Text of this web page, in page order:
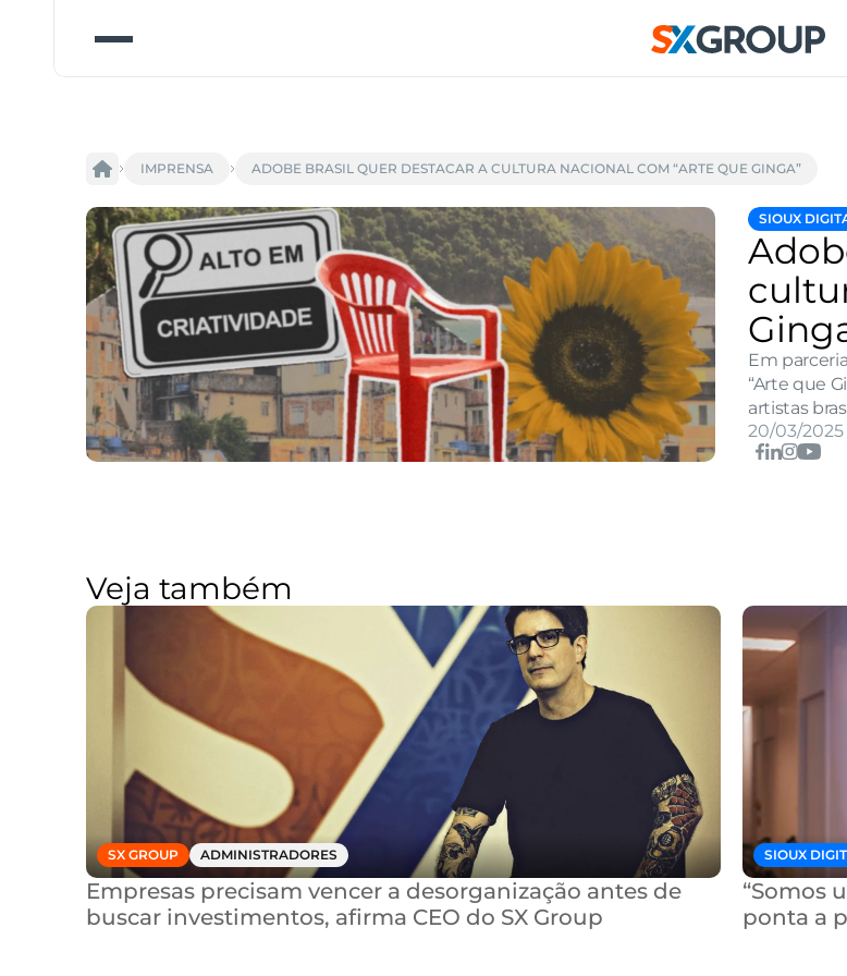
IMPRENSA ADOBE BRASIL QUER DESTACAR A CULTURA NACIONAL COM “ARTE QUE GINGA”
SIOUX
Em
“Arte que
artistas
20/03/2025
Veja também
SX GROUP ADMINISTRADORES
Empresas precisam vencer a desorganização antes de
buscar investimentos, afirma CEO do SX Group
SIOUX
“Somos
ponta a